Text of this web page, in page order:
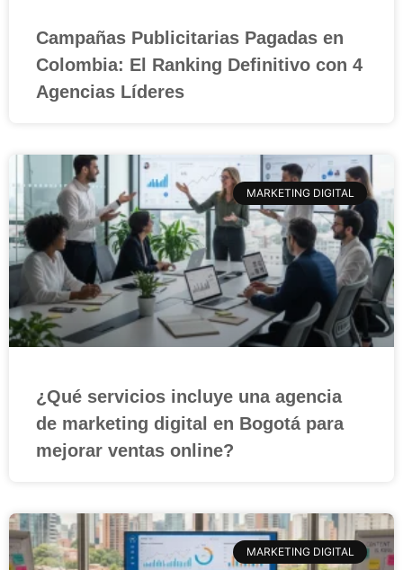
Campañas Publicitarias Pagadas en
Colombia: El Ranking Definitivo con 4
Agencias Líderes
MARKETING DIGITAL
¿Qué servicios incluye una agencia
de marketing digital en Bogotá para
mejorar ventas online?
MARKETING DIGITAL